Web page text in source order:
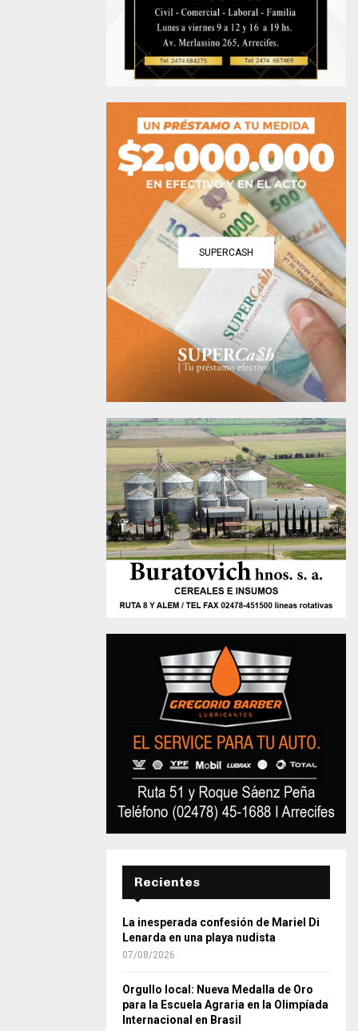
SUPERCASH
Recientes
La inesperada confesión de Mariel Di
Lenarda en una playa nudista
07/08/2026
Orgullo local: Nueva Medalla de Oro
para la Escuela Agraria en la Olimpíada
Internacional en Brasil